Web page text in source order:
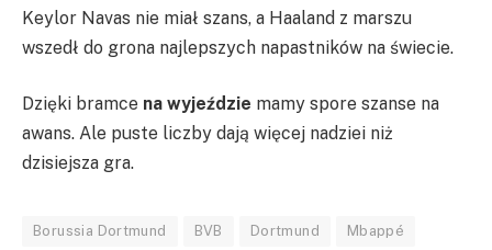
Keylor Navas nie miał szans, a Haaland z marszu
wszedł do grona najlepszych napastników na świecie.
Dzięki bramce na wyjeździe mamy spore szanse na
awans. Ale puste liczby dają więcej nadziei niż
dzisiejsza gra.
Borussia Dortmund BVB Dortmund Mbappé